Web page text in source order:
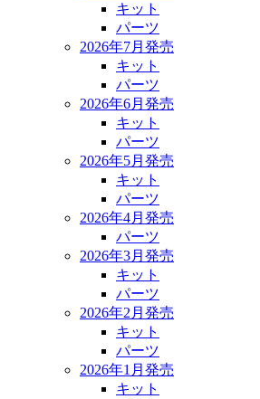
キット
パーツ
2026年7月発売
キット
パーツ
2026年6月発売
キット
パーツ
2026年5月発売
キット
パーツ
2026年4月発売
パーツ
2026年3月発売
キット
パーツ
2026年2月発売
キット
パーツ
2026年1月発売
キット